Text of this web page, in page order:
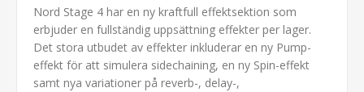
Nord Stage 4 har en ny kraftfull effektsektion som
erbjuder en fullständig uppsättning effekter per lager.
Det stora utbudet av effekter inkluderar en ny Pump-
effekt för att simulera sidechaining, en ny Spin-effekt
samt nya variationer på reverb-, delay-,